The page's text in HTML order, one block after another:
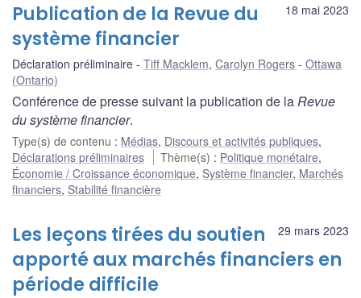
18 mai 2023
Publication de la Revue du
système financier
Déclaration préliminaire Tiff Macklem, Carolyn Rogers
Ottawa
(Ontario)
Conférence de presse suivant la publication de laRevue
du système financier.
Type(s) de contenu : Médias, Discours et activités publiques,
Déclarations préliminaires
Thème(s) : Politique monétaire,
Économie / Croissance économique, Système financier, Marchés
financiers, Stabilité financière
29 mars 2023
Les leçons tirées du soutien
apporté aux marchés financiers en
période difficile